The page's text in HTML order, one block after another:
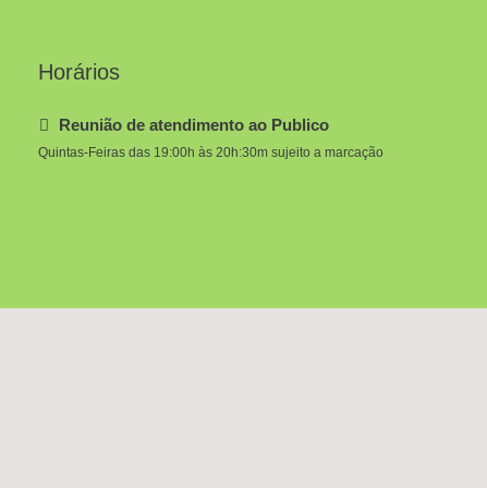
Horários
Reunião de atendimento ao Publico
Quintas-Feiras das 19:00h às 20h:30m sujeito a marcação